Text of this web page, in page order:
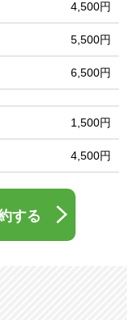
4,500円
5,500円
6,500円
1,500円
4,500円
する